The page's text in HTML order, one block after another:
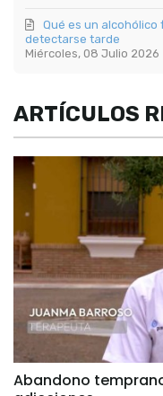
Miércoles, 08 Julio 2026
Qué es un
detectarse tarde
ARTÍCULOS
Abandono